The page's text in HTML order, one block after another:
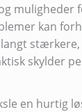
muligheder
kan
skylder
en hurtig